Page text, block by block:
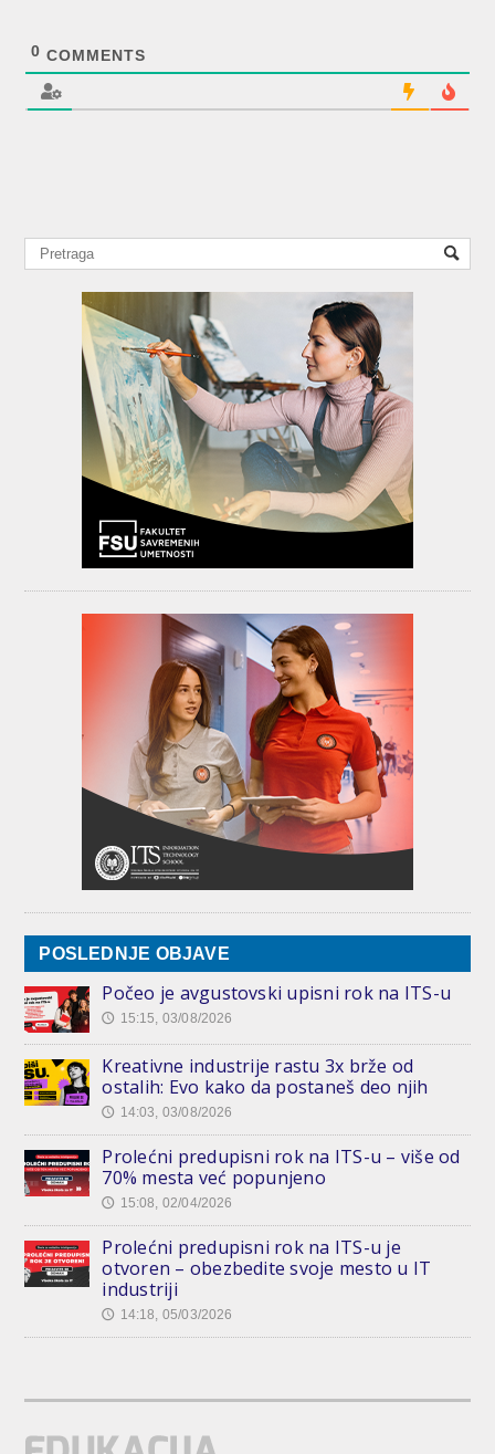
0 COMMENTS
POSLEDNJE OBJAVE
Počeo je avgustovski upisni rok na ITS-u
🕔 15:15, 03/08/2026
Kreativne industrije rastu 3x brže od
ostalih: Evo kako da postaneš deo njih
🕔 14:03, 03/08/2026
Prolećni predupisni rok na ITS-u – više od
70% mesta već popunjeno
🕔 15:08, 02/04/2026
Prolećni predupisni rok na ITS-u je
otvoren – obezbedite svoje mesto u IT
industriji
🕔 14:18, 05/03/2026